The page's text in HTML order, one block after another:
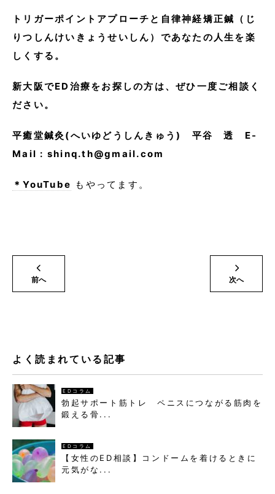
トリガーポイントアプローチと自律神経矯正鍼（じ
りつしんけいきょうせいしん）であなたの人生を楽
しくする。
新大阪でED治療をお探しの方は、ぜひ一度ご相談く
ださい。
平癒堂鍼灸(へいゆどうしんきゅう) 平谷 透 E-
Mail : shinq.th@gmail.com
＊YouTube もやってます。
前へ 次へ
よく読まれている記事
EDコラム
勃起サポート筋トレ ペニスにつながる筋肉を
鍛える骨...
EDコラム
【女性のED相談】コンドームを着けるときに
元気がな...